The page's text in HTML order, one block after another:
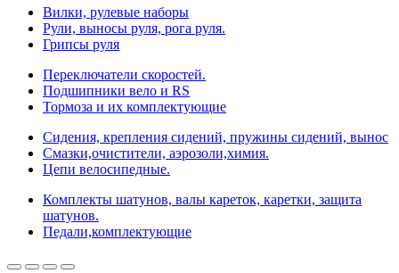
Вилки, рулевые наборы
Рули, выносы руля, рога руля.
Грипсы руля
Переключатели скоростей.
Подшипники вело и RS
Тормоза и их комплектующие
Сидения, крепления сидений, пружины сидений, вынос
Смазки,очистители, аэрозоли,химия.
Цепи велосипедные.
Комплекты шатунов, валы кареток, каретки, защита
шатунов.
Педали,комплектующие